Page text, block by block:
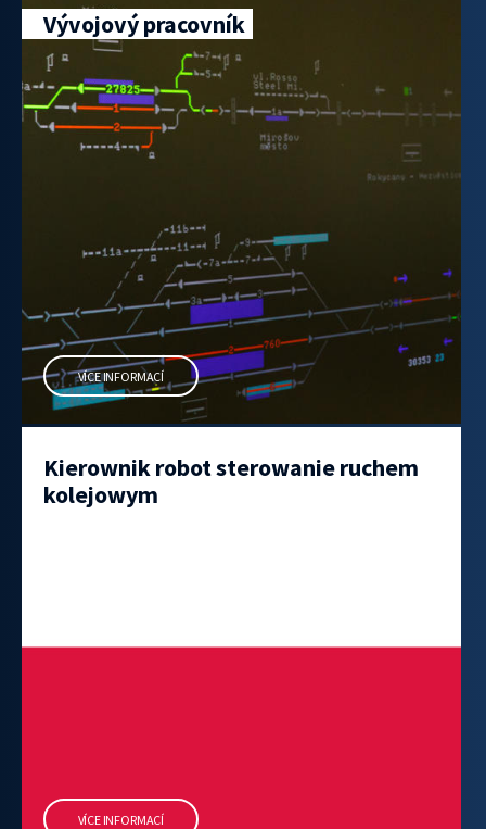
Vývojový pracovník
VÍCE INFORMACÍ
Kierownik robot sterowanie ruchem
kolejowym
VÍCE INFORMACÍ